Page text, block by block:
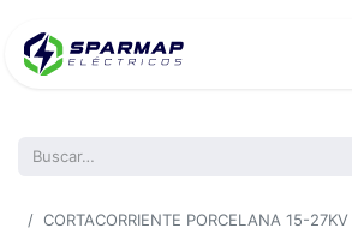
CORTACORRIENTE PORCELANA 15-